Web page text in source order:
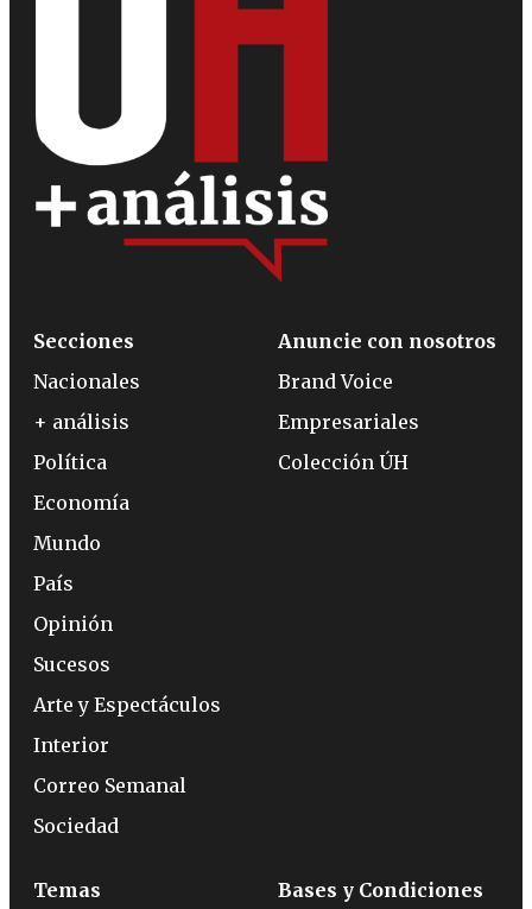
Secciones
Nacionales
+ análisis
Política
Economía
Mundo
País
Opinión
Sucesos
Arte y Espectáculos
Interior
Correo Semanal
Sociedad
Anuncie con nosotros
Brand Voice
Empresariales
Colección ÚH
Temas Bases y Condiciones